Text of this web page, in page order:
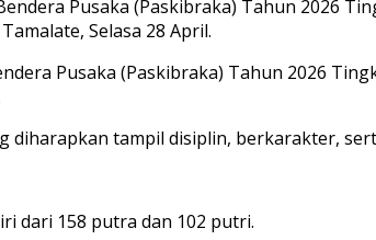
Pusaka (Paskibraka) Tahun 2026
Selasa 28 April.
Pusaka (Paskibraka) Tahun 2026
diharapkan tampil disiplin, berkarakter,
dari 158 putra dan 102 putri.